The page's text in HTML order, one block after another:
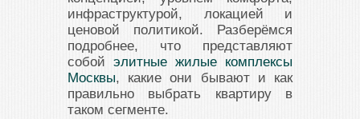
инфраструктурой, локацией и
ценовой политикой. Разберёмся
подробнее, что представляют
собой элитные жилые комплексы
Москвы, какие они бывают и как
правильно выбрать квартиру в
таком сегменте.